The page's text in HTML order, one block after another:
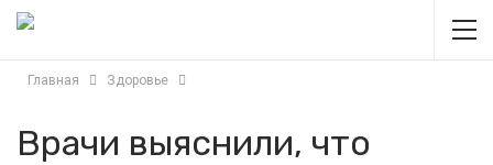
Главная Здоровье
Врачи выяснили, что